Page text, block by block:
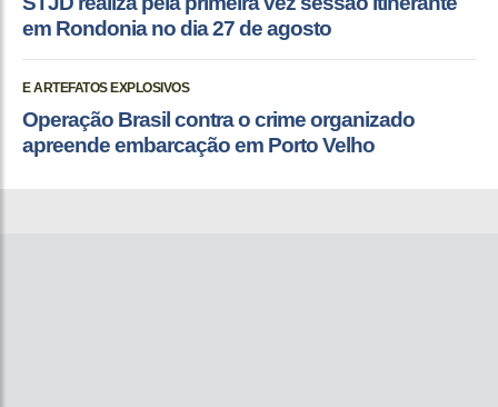
em Rondonia no dia 27 de agosto
E ARTEFATOS EXPLOSIVOS
Operação Brasil contra o crime organizado
apreende embarcação em Porto Velho